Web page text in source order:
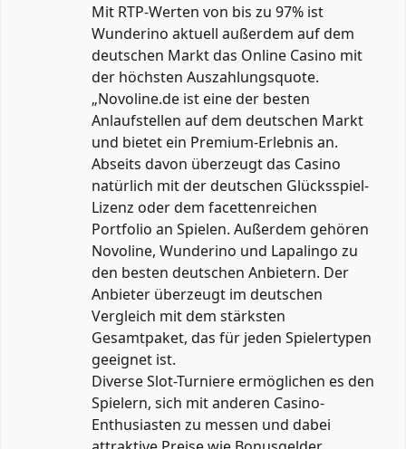
Mit RTP-Werten von bis zu 97% ist
Wunderino aktuell außerdem auf dem
deutschen Markt das Online Casino mit
der höchsten Auszahlungsquote.
„Novoline.de ist eine der besten
Anlaufstellen auf dem deutschen Markt
und bietet ein Premium-Erlebnis an.
Abseits davon überzeugt das Casino
natürlich mit der deutschen Glücksspiel-
Lizenz oder dem facettenreichen
Portfolio an Spielen. Außerdem gehören
Novoline, Wunderino und Lapalingo zu
den besten deutschen Anbietern. Der
Anbieter überzeugt im deutschen
Vergleich mit dem stärksten
Gesamtpaket, das für jeden Spielertypen
geeignet ist.
Diverse Slot-Turniere ermöglichen es den
Spielern, sich mit anderen Casino-
Enthusiasten zu messen und dabei